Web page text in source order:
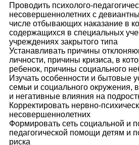
Проводить психолого-
несовершеннолетних с
числе отбывающих наказание в
содержащихся в специальных
учреждениях закрытого типа
Устанавливать причины
личности, причины кризиса, в
ребенок, причины социального
Изучать особенности и бытовые
семьи и социального окружения,
и негативные влияния на
Корректировать нервно-
несовершеннолетних
Формировать сеть социальной и
педагогической помощи детям и
риска